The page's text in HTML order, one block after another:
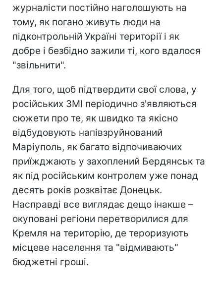
журналісти постійно наголошують на
тому, як погано живуть люди на
підконтрольній Україні території і як
добре і безбідно зажили ті, кого вдалося
"звільнити".
Для того, щоб підтвердити свої слова, у
російських ЗМІ періодично з'являються
сюжети про те, як швидко та якісно
відбудовують напівзруйнований
Маріуполь, як багато відпочиваючих
приїжджають у захоплений Бердянськ та
як під російським контролем уже понад
десять років розквітає Донецьк.
Насправді все виглядає дещо інакше –
окуповані регіони перетворилися для
Кремля на територію, де тероризують
місцеве населення та "відмивають"
бюджетні гроші.